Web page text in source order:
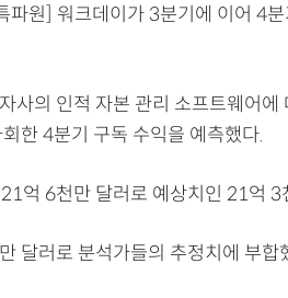
파원] 워크데이가 3분기에 이어 4
사의 인적 자본 관리 소프트웨어에
한 4분기 구독 수익을 예측했다.
억 6천만 달러로 예상치인 21억 3
달러로 분석가들의 추정치에 부합